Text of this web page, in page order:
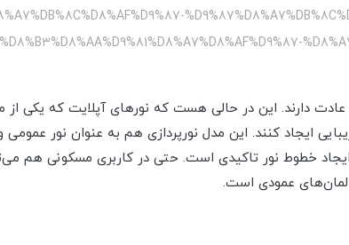
دارند. این در حالی هست که نورهای آپلایت که یکی
ایجاد کنند. این مدل نورپردازی هم به عنوان نور عمومی
ایجاد خطوط نور تاکیدی است. حتی در کاربری مسکونی هم
المان‌های عمودی است.